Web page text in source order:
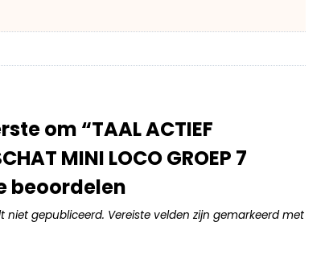
om “TAAL ACTIEF
MINI LOCO GROEP 7
beoordelen
niet gepubliceerd. Vereiste velden zijn gemarkeerd met